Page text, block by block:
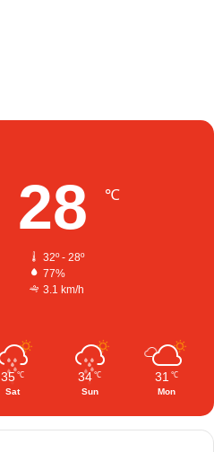
28 ℃
32º - 28º
77%
3.1 km/h
35 ℃
Sat
34 ℃
Sun
31 ℃
Mon